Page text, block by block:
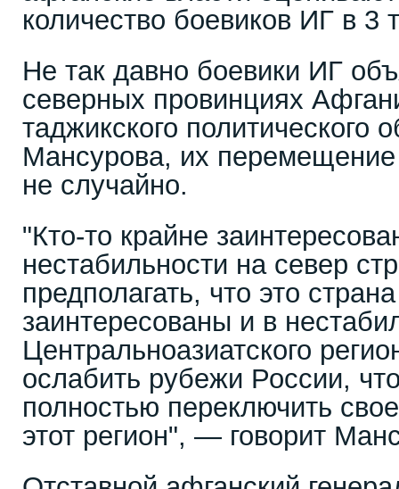
количество боевиков ИГ в 3
Не так давно боевики ИГ
северных провинциях
таджикского политического
Мансурова, их перемещение
не случайно.
"Кто-то крайне
нестабильности на север
предполагать, что это
заинтересованы и в
Центральноазиатского
ослабить рубежи России,
полностью переключить
этот регион", — говорит